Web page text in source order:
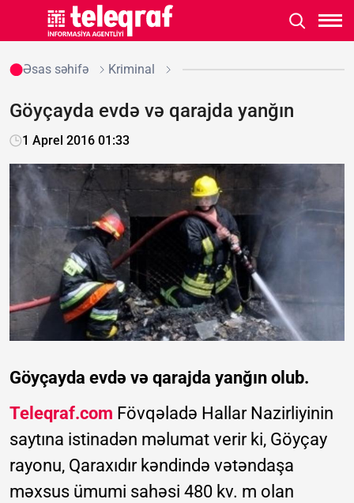
Əsas səhifə Kriminal
Göyçayda evdə və qarajda yanğın
1 Aprel 2016 01:33
Göyçayda evdə və qarajda yanğın olub.
Teleqraf.com Fövqəladə Hallar Nazirliyinin
saytına istinadən məlumat verir ki, Göyçay
rayonu, Qaraxıdır kəndində vətəndaşa
məxsus ümumi sahəsi 480 kv. m olan